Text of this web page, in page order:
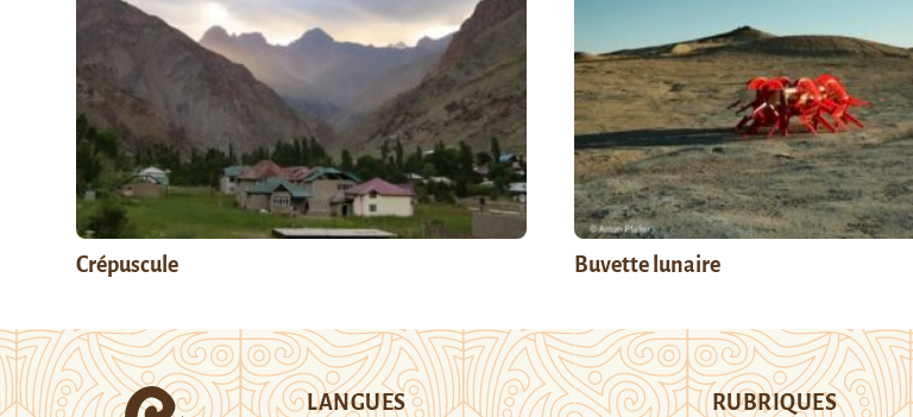
Crépuscule Buvette lunaire
LANGUES RUBRIQUES